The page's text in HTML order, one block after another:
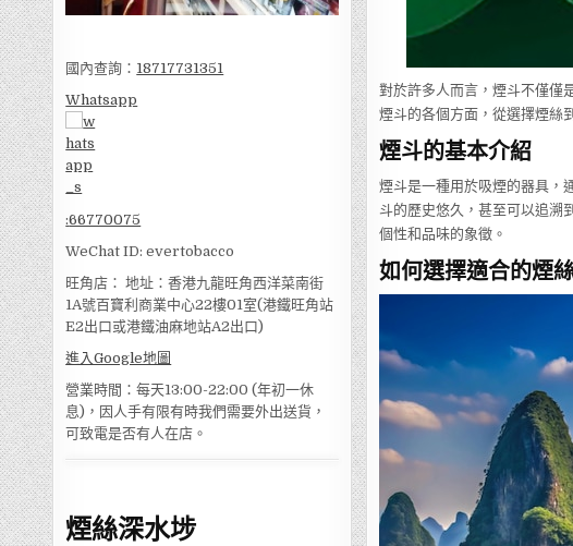
國內查詢： 18717731351
Whatsapp
:66770075
WeChat ID: evertobacco
旺角店： 地址：香港九龍旺角西洋菜南街
1A號百寶利商業中心22樓01室(港鐵旺角站
E2出口或港鐵油麻地站A2出口)
進入Google地圖
營業時間：每天13:00-22:00 (年初一休
息)，因人手有限有時我們需要外出送貨，
可致電是否有人在店。
煙絲深水埗
對於許多人而言，煙斗不僅僅
煙斗的各個方面，從選擇煙絲
煙斗的基本介紹
煙斗是一種用於吸煙的器具，
斗的歷史悠久，甚至可以追溯
個性和品味的象徵。
如何選擇適合的煙